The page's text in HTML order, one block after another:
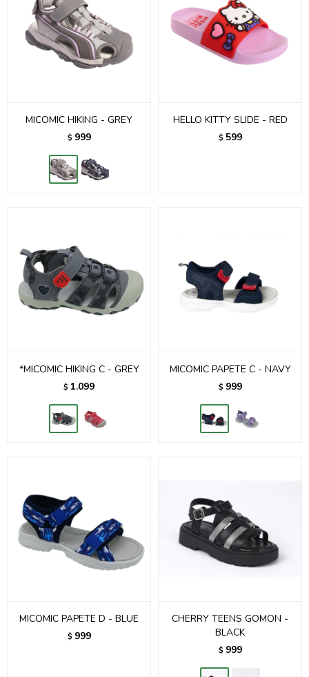
MICOMIC HIKING - GREY
$ 999
HELLO KITTY SLIDE - RED
$ 599
*MICOMIC HIKING C - GREY
$ 1.099
MICOMIC PAPETE C - NAVY
$ 999
MICOMIC PAPETE D - BLUE
$ 999
CHERRY TEENS GOMON -
BLACK
$ 999